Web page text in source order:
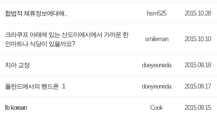
합법적 체류정보에대해.. hsm525 2015.10.28
크라쿠프 아래에 있는 산도미에시에서 가까운 한
인마트나 식당이 있을까요?
smileman 2015.10.10
치아 교정 doeyeoneda 2015.09.18
폴란드에서의 핸드폰 1 doeyeoneda 2015.09.17
Ib korean Cook 2015.09.15